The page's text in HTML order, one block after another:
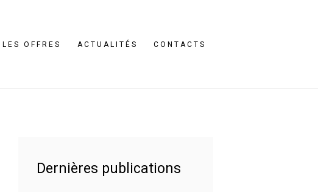
LES OFFRES ACTUALITÉS CONTACTS
Dernières publications